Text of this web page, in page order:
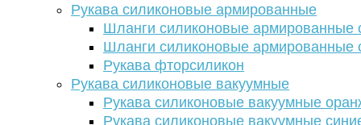
Рукава силиконовые армированные
Шланги силиконовые армированные
Шланги силиконовые армированные
Рукава фторсиликон
Рукава силиконовые вакуумные
Рукава силиконовые вакуумные
Рукава силиконовые вакуумные